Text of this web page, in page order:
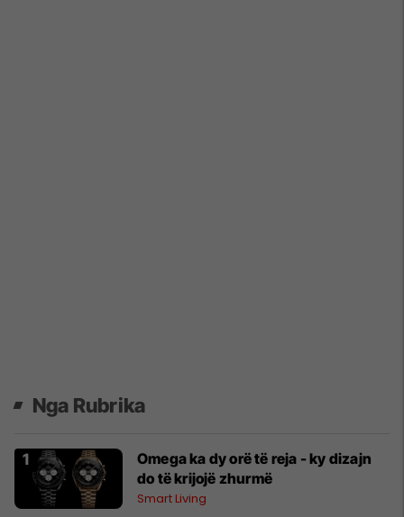
Nga Rubrika
Omega ka dy orë të reja - ky dizajn
do të krijojë zhurmë
Smart Living